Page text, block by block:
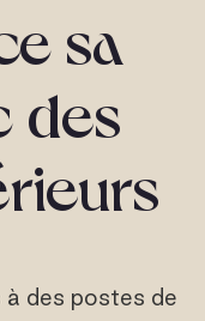
sa
des
des postes de